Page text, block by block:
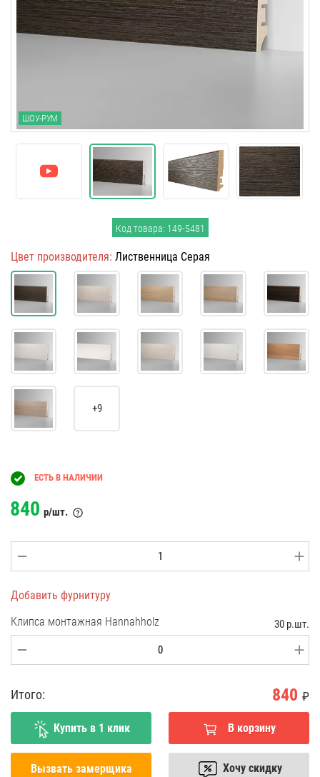
ШОУ-РУМ
Код товара: 149-5481
Цвет производителя: Лиственница Серая
+9
ЕСТЬ В НАЛИЧИИ
840 р/шт.
Добавить фурнитуру
Клипса монтажная Hannahholz
30 р.шт.
Итого: 840 ₽
Купить в 1 клик В корзину
Вызвать замерщика Хочу скидку